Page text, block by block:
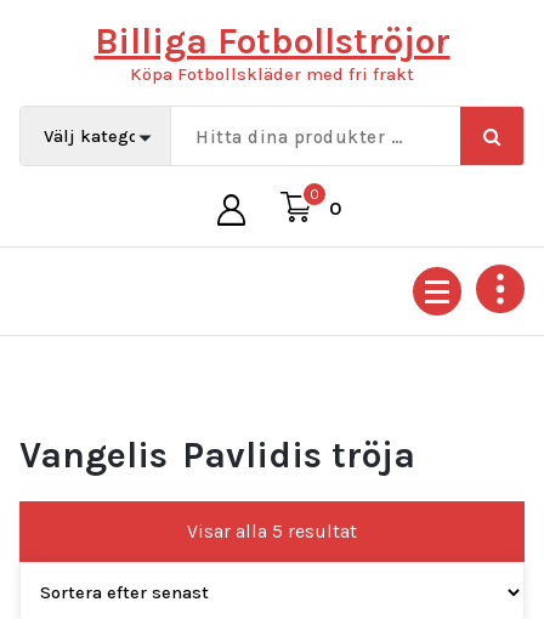
Billiga Fotbollströjor
Köpa Fotbollskläder med fri frakt
0
0
Vangelis Pavlidis tröja
Visar alla 5 resultatSortera
efter